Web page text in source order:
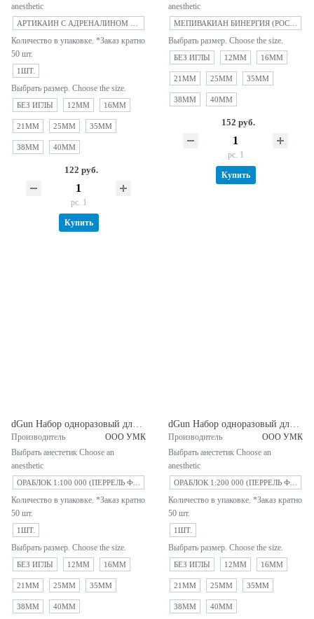
anesthetic
Количество в упаковке. *Заказ кратно
50 шт.
1ШТ.
Выбрать размер. Choose the size.
БЕЗ ИГЛЫ 12MM 16MM
21MM 25MM 35MM
38MM 40MM
122 руб.
pc. 1
Купить
anesthetic
Выбрать размер. Choose the size.
БЕЗ ИГЛЫ 12MM 16MM
21MM 25MM 35MM
38MM 40MM
152 руб.
pc. 1
Купить
Производитель
ООО УМК
Выбрать анестетик Choose an
anesthetic
Количество в упаковке. *Заказ кратно
50 шт.
1ШТ.
Выбрать размер. Choose the size.
БЕЗ ИГЛЫ 12MM 16MM
21MM 25MM 35MM
38MM 40MM
Производитель
ООО УМК
Выбрать анестетик Choose an
anesthetic
Количество в упаковке. *Заказ кратно
50 шт.
1ШТ.
Выбрать размер. Choose the size.
БЕЗ ИГЛЫ 12MM 16MM
21MM 25MM 35MM
38MM 40MM